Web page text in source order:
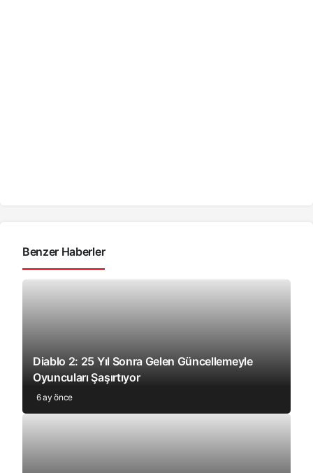
Benzer Haberler
Diablo 2: 25 Yıl Sonra Gelen Güncellemeyle
Oyuncuları Şaşırtıyor
6 ay önce